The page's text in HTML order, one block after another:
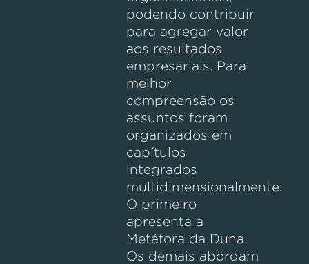
podendo contribuir
para agregar valor
aos resultados
empresariais. Para
melhor
compreensão os
assuntos foram
organizados em
capítulos
integrados
multidimensionalmente.
O primeiro
apresenta a
Metáfora da Duna.
Os demais abordam